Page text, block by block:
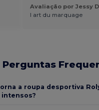
Avaliação por Jessy
l art du marquage
Perguntas
a roupa desportiva